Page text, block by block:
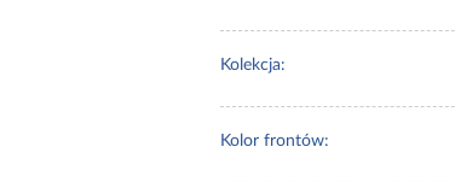
Kolekcja:
Kolor frontów: